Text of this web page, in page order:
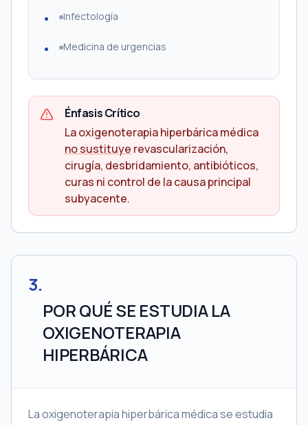
Infectología
Medicina de urgencias
Énfasis Crítico
La oxigenoterapia hiperbárica médica
no sustituye revascularización,
cirugía, desbridamiento, antibióticos,
curas ni control de la causa principal
subyacente.
3.
POR QUÉ SE ESTUDIA LA
OXIGENOTERAPIA
HIPERBÁRICA
La oxigenoterapia hiperbárica médica se estudia